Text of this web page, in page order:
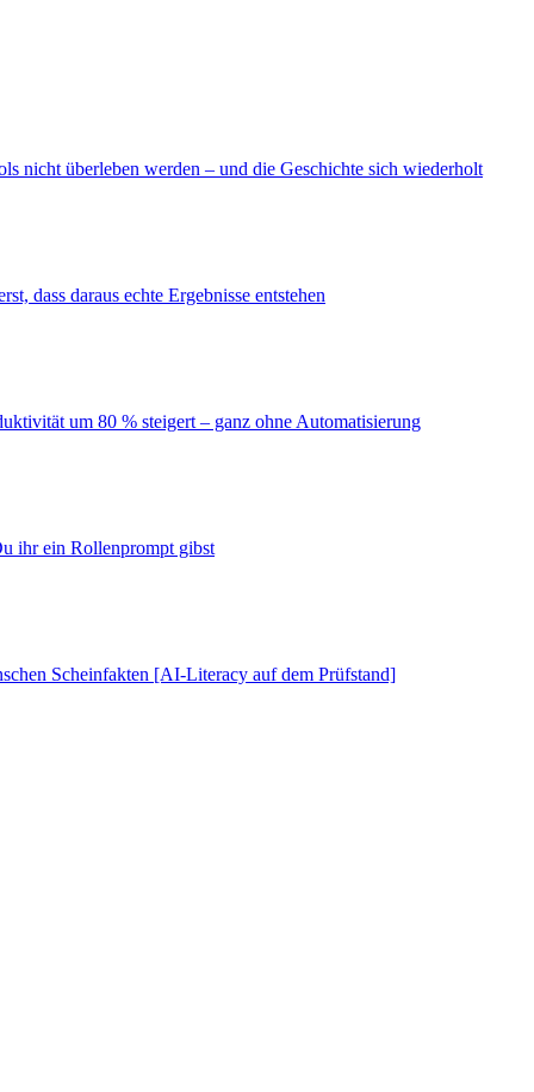
nicht überleben werden – und die Geschichte sich wiederholt
dass daraus echte Ergebnisse entstehen
um 80 % steigert – ganz ohne Automatisierung
ihr ein Rollenprompt gibst
Scheinfakten [AI-Literacy auf dem Prüfstand]